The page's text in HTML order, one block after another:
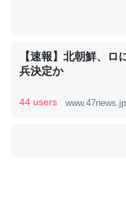
ずキチンを強化して
類は苦労してるんだ
【速報】北朝鮮、ロ
兵決定か
44 users www.47news.jp